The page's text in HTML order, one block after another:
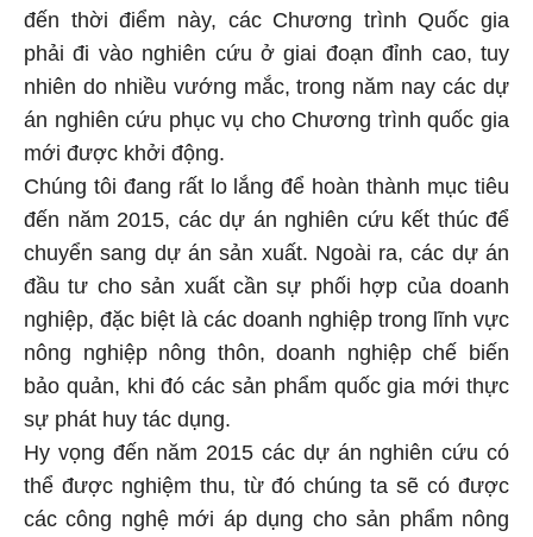
đến thời điểm này, các Chương trình Quốc gia
phải đi vào nghiên cứu ở giai đoạn đỉnh cao, tuy
nhiên do nhiều vướng mắc, trong năm nay các dự
án nghiên cứu phục vụ cho Chương trình quốc gia
mới được khởi động.
Chúng tôi đang rất lo lắng để hoàn thành mục tiêu
đến năm 2015, các dự án nghiên cứu kết thúc để
chuyển sang dự án sản xuất. Ngoài ra, các dự án
đầu tư cho sản xuất cần sự phối hợp của doanh
nghiệp, đặc biệt là các doanh nghiệp trong lĩnh vực
nông nghiệp nông thôn, doanh nghiệp chế biến
bảo quản, khi đó các sản phẩm quốc gia mới thực
sự phát huy tác dụng.
Hy vọng đến năm 2015 các dự án nghiên cứu có
thể được nghiệm thu, từ đó chúng ta sẽ có được
các công nghệ mới áp dụng cho sản phẩm nông